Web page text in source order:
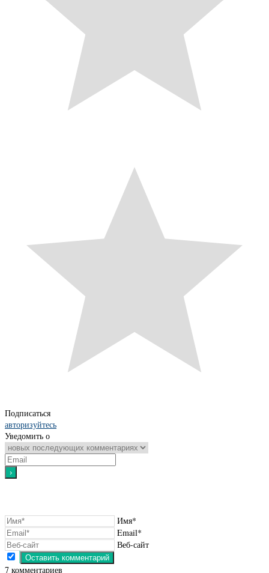
Подписаться
авторизуйтесь
Уведомить о
Имя*
Email*
Веб-сайт
7 комментариев